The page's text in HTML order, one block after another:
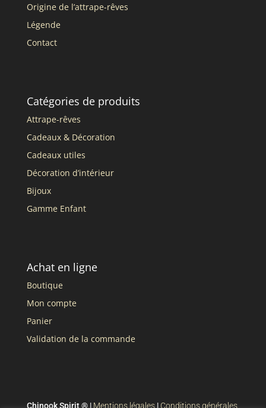
Origine de l’attrape-rêves
Légende
Contact
Catégories de produits
Attrape-rêves
Cadeaux & Décoration
Cadeaux utiles
Décoration d’intérieur
Bijoux
Gamme Enfant
Achat en ligne
Boutique
Mon compte
Panier
Validation de la commande
Chinook Spirit ® | Mentions légales| Conditions générales